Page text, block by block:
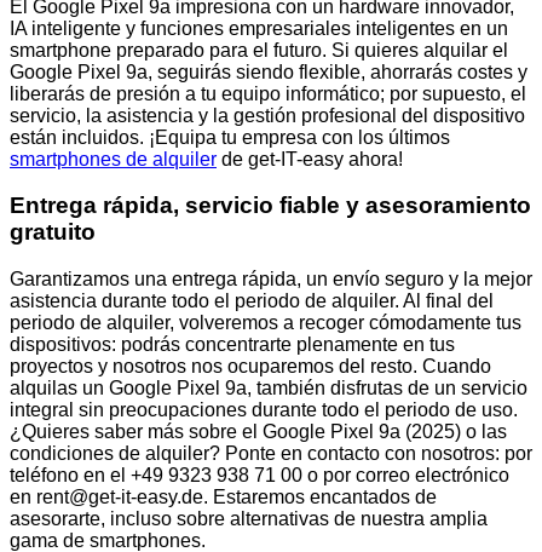
El Google Pixel 9a impresiona con un hardware innovador,
IA inteligente y funciones empresariales inteligentes en un
smartphone preparado para el futuro. Si quieres alquilar el
Google Pixel 9a, seguirás siendo flexible, ahorrarás costes y
liberarás de presión a tu equipo informático; por supuesto, el
servicio, la asistencia y la gestión profesional del dispositivo
están incluidos. ¡Equipa tu empresa con los últimos
smartphones de alquiler de get-IT-easy ahora!
Entrega rápida, servicio fiable y asesoramiento
gratuito
Garantizamos una entrega rápida, un envío seguro y la mejor
asistencia durante todo el periodo de alquiler. Al final del
periodo de alquiler, volveremos a recoger cómodamente tus
dispositivos: podrás concentrarte plenamente en tus
proyectos y nosotros nos ocuparemos del resto. Cuando
alquilas un Google Pixel 9a, también disfrutas de un servicio
integral sin preocupaciones durante todo el periodo de uso.
¿Quieres saber más sobre el Google Pixel 9a (2025) o las
condiciones de alquiler? Ponte en contacto con nosotros: por
teléfono en el +49 9323 938 71 00 o por correo electrónico
en rent@get-it-easy.de. Estaremos encantados de
asesorarte, incluso sobre alternativas de nuestra amplia
gama de smartphones.